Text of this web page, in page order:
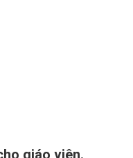
giáo viên.